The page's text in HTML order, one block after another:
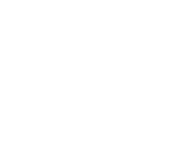
karcie